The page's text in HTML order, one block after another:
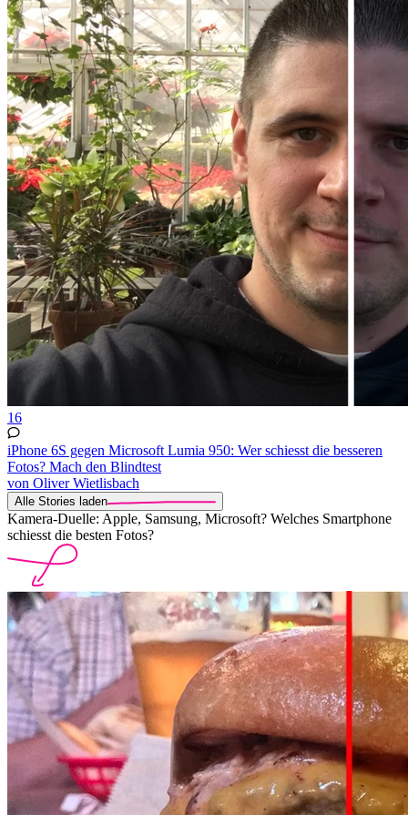
16
iPhone 6S gegen Microsoft Lumia 950: Wer schiesst die besseren
Fotos? Mach den Blindtest
von Oliver Wietlisbach
Alle Stories laden
Kamera-Duelle: Apple, Samsung, Microsoft? Welches Smartphone
schiesst die besten Fotos?